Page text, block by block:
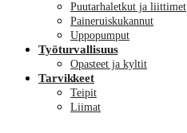
Puutarhaletkut ja liittimet
Paineruiskukannut
Uppopumput
Työturvallisuus
Opasteet ja kyltit
Tarvikkeet
Teipit
Liimat